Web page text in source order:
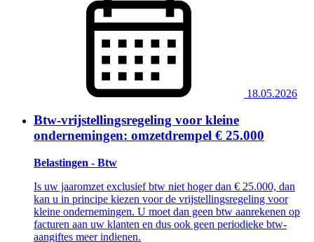
18.05.2026
Btw-vrijstellingsregeling voor kleine
ondernemingen: omzetdrempel € 25.000
Belastingen - Btw
Is uw jaaromzet exclusief btw niet hoger dan € 25.000, dan
kan u in principe kiezen voor de vrijstellingsregeling voor
kleine ondernemingen. U moet dan geen btw aanrekenen op
facturen aan uw klanten en dus ook geen periodieke btw-
aangiftes meer indienen.